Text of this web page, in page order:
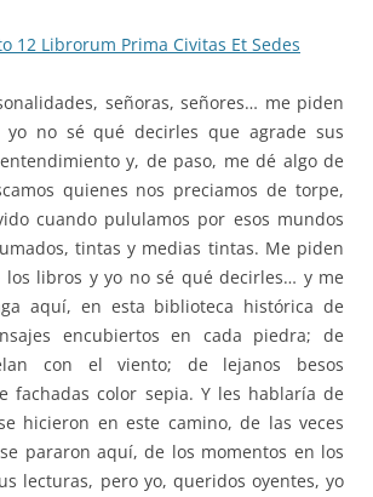
12 Librorum Prima Civitas Et Sedes
señoras, señores… me piden
yo no sé qué decirles que agrade sus
y, de paso, me dé algo de
quienes nos preciamos de torpe,
cuando pululamos por esos mundos
tintas y medias tintas. Me piden
libros y yo no sé qué decirles… y me
aquí, en esta biblioteca histórica de
encubiertos en cada piedra; de
con el viento; de lejanos besos
fachadas color sepia. Y les hablaría de
hicieron en este camino, de las veces
pararon aquí, de los momentos en los
lecturas, pero yo, queridos oyentes, yo